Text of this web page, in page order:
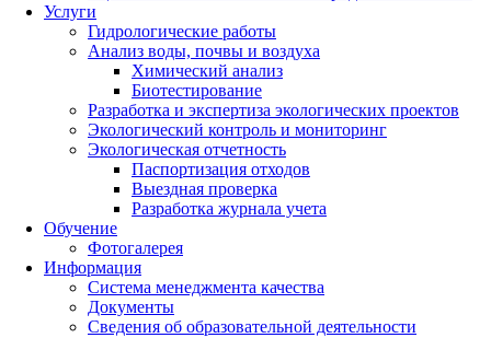
Услуги
Гидрологические работы
Анализ воды, почвы и воздуха
Химический анализ
Биотестирование
Разработка и экспертиза экологических проектов
Экологический контроль и мониторинг
Экологическая отчетность
Паспортизация отходов
Выездная проверка
Разработка журнала учета
Обучение
Фотогалерея
Информация
Система менеджмента качества
Документы
Сведения об образовательной деятельности